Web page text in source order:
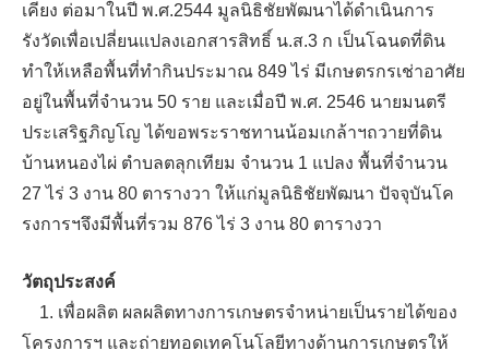
เคียง ต่อมาในปี พ.ศ.2544 มูลนิธิชัยพัฒนาได้ดำเนินการ
รังวัดเพื่อเปลี่ยนแปลงเอกสารสิทธิ์ น.ส.3 ก เป็นโฉนดที่ดิน
ทำให้เหลือพื้นที่ทำกินประมาณ 849 ไร่ มีเกษตรกรเช่าอาศัย
อยู่ในพื้นที่จำนวน 50 ราย และเมื่อปี พ.ศ. 2546 นายมนตรี
ประเสริฐภิญโญ ได้ขอพระราชทานน้อมเกล้าฯถวายที่ดิน
บ้านหนองไผ่ ตำบลตลุกเทียม จำนวน 1 แปลง พื้นที่จำนวน
27 ไร่ 3 งาน 80 ตารางวา ให้แก่มูลนิธิชัยพัฒนา ปัจจุบันโค
รงการฯจึงมีพื้นที่รวม 876 ไร่ 3 งาน 80 ตารางวา
วัตถุประสงค์
1. เพื่อผลิต ผลผลิตทางการเกษตรจำหน่ายเป็นรายได้ของ
โครงการฯ และถ่ายทอดเทคโนโลยีทางด้านการเกษตรให้